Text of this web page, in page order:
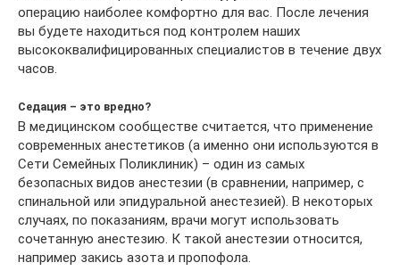
операцию наиболее комфортно для вас. После лечения
вы будете находиться под контролем наших
высококвалифицированных специалистов в течение двух
часов.
Седация – это вредно?
В медицинском сообществе считается, что применение
современных анестетиков (а именно они используются в
Сети Семейных Поликлиник) – один из самых
безопасных видов анестезии (в сравнении, например, с
спинальной или эпидуральной анестезией). В некоторых
случаях, по показаниям, врачи могут использовать
сочетанную анестезию. К такой анестезии относится,
например закись азота и пропофола.